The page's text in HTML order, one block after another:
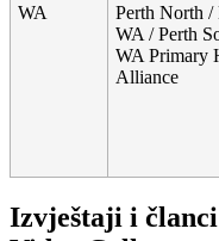
WA Perth North /
WA / Perth
WA Primary
Alliance
Izvještaji i članci